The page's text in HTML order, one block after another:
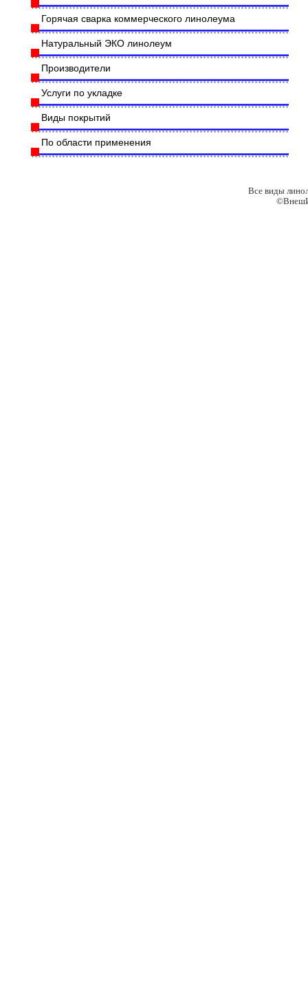
Горячая сварка коммерческого линолеума
Натуральный ЭКО линолеум
Производители
Услуги по укладке
Виды покрытий
По области применения
Все виды